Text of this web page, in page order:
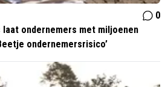
0
laat ondernemers met miljoenen
ondernemersrisico’